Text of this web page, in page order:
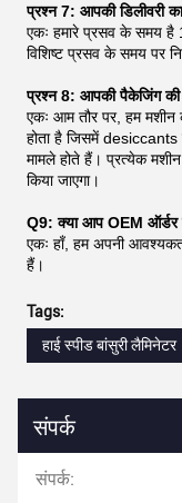
प्रश्न 7: आपकी डिलीवरी
एकः हमारे प्रसव के समय है
विशिष्ट प्रसव के समय पर
प्रश्न 8: आपकी पैकेजिंग की
एकः आम तौर पर, हम
होता है जिसमें
मामले होते हैं। प्रत्येक
किया जाएगा।
Q9: क्या आप OEM ऑर्डर
एकः हाँ, हम अपनी
हैं।
Tags:
हाई स्पीड बांसुरी लैमिनेटर
संपर्क
संपर्क: